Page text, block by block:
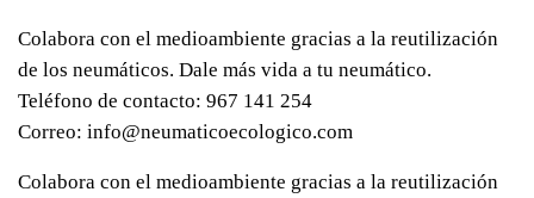
Colabora con el medioambiente gracias a la reutilización
de los neumáticos. Dale más vida a tu neumático.
Teléfono de contacto: 967 141 254
Correo: info@neumaticoecologico.com
Colabora con el medioambiente gracias a la reutilización